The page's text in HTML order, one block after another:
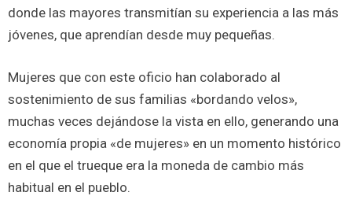
donde las mayores transmitían su experiencia a las más
jóvenes, que aprendían desde muy pequeñas.
Mujeres que con este oficio han colaborado al
sostenimiento de sus familias «bordando velos»,
muchas veces dejándose la vista en ello, generando una
economía propia «de mujeres» en un momento histórico
en el que el trueque era la moneda de cambio más
habitual en el pueblo.